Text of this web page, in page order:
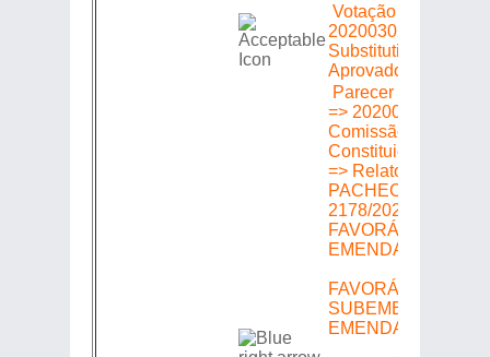
Votação =>
20200302178 =>
Substitutivo CCJ =>
Aprovado (a) (s)
Parecer em
=> 20200302178 =>
Comissão de
Constituição e
=> Relator: MÁRCIO
PACHECO =>
2178/2020 =>
FAVORÁVEL À
EMENDA N.º 02,
FAVORÁVEL COM
SUBEMENDA À
EMENDA N.º 03,